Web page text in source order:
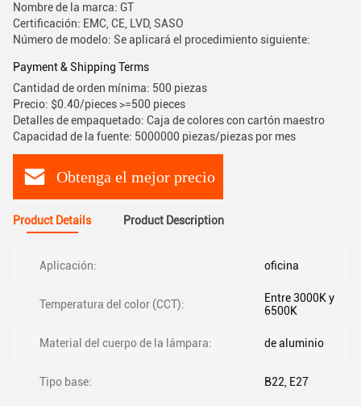
Nombre de la marca: GT
Certificación: EMC, CE, LVD, SASO
Número de modelo: Se aplicará el procedimiento siguiente:
Payment & Shipping Terms
Cantidad de orden mínima: 500 piezas
Precio: $0.40/pieces >=500 pieces
Detalles de empaquetado: Caja de colores con cartón maestro
Capacidad de la fuente: 5000000 piezas/piezas por mes
Obtenga el mejor precio
Product Details Product Description
Aplicación: oficina
Temperatura del color (CCT):
Entre 3000K y
6500K
Material del cuerpo de la lámpara: de aluminio
Tipo base: B22, E27